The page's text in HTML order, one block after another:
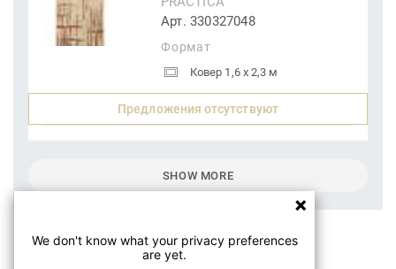
Арт. 330327048
Формат
Ковер 1,6 x 2,3 м
Предложения отсутствуют
SHOW MORE
We don't know what your privacy preferences
are yet.